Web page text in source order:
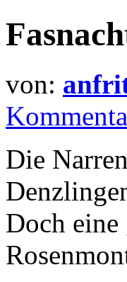
von:
Die
Doch